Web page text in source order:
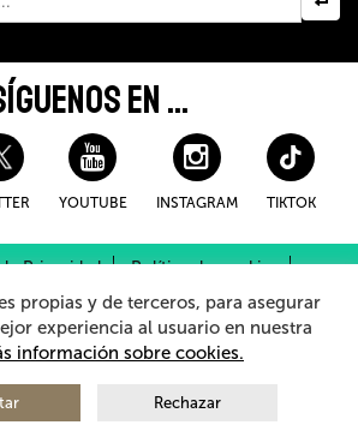
EN ...
YOUTUBE INSTAGRAM TIKTOK
Privacidad
Política de cookies
de Compra
AntzokiaTodos los derechos reservados
propias y de terceros, para asegurar
experiencia al usuario en nuestra
información sobre cookies.
Rechazar